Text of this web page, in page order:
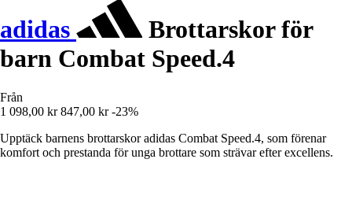
adidas
Brottarskor för
barn Combat Speed.4
Från
1 098,00 kr 847,00 kr -23%
Upptäck barnens brottarskor adidas Combat Speed.4, som förenar
komfort och prestanda för unga brottare som strävar efter excellens.